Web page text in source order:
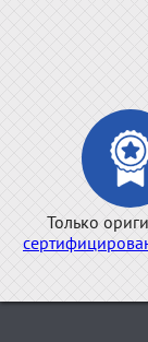
Только